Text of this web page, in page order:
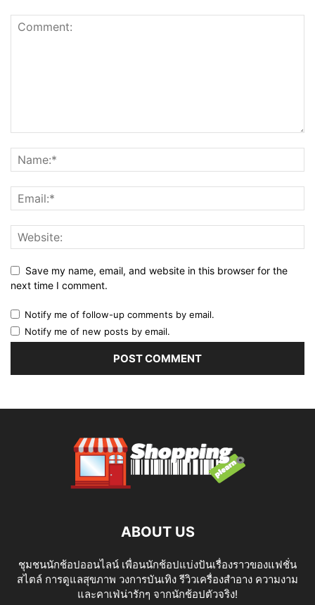
Save my name, email, and website in this browser for the
next time I comment.
Notify me of follow-up comments by email.
Notify me of new posts by email.
ABOUT US
ชุมชนนักช้อปออนไลน์ เพื่อนนักช้อปแบ่งปันเรื่องราวของแฟชั่น
สไตล์ การดูแลสุขภาพ วงการบันเทิง รีวิวเครื่องสำอาง ความงาม
และคาเฟ่น่ารักๆ จากนักช้อปตัวจริง!